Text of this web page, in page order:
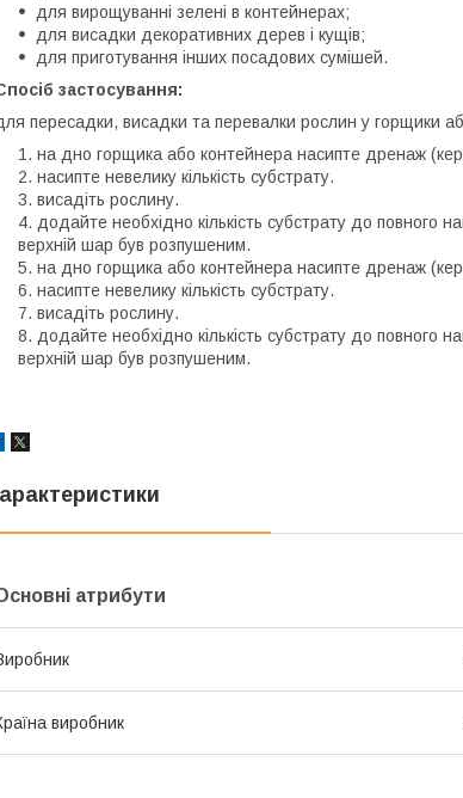
для вирощуванні зелені в контейнерах;
для висадки декоративних дерев і кущів;
для приготування інших посадових сумішей.
застосування:
пересадки, висадки та перевалки рослин у горщики
на дно горщика або контейнера насипте дренаж
насипте невелику кількість субстрату.
висадіть рослину.
додайте необхідно кількість субстрату до повного
верхній шар був розпушеним.
на дно горщика або контейнера насипте дренаж
насипте невелику кількість субстрату.
висадіть рослину.
додайте необхідно кількість субстрату до повного
верхній шар був розпушеним.
атрибути
виробник